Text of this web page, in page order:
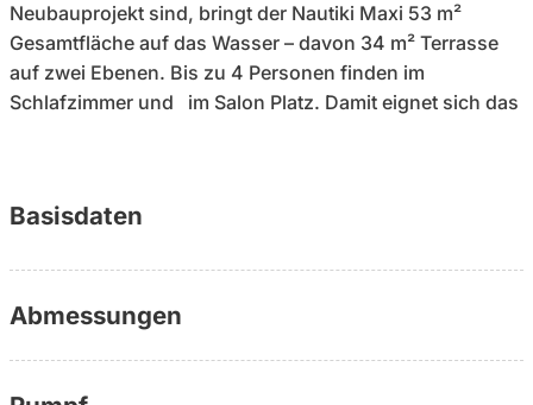
Neubauprojekt sind, bringt der Nautiki Maxi 53 m²
Gesamt­fläche auf das Wasser – davon 34 m² Terrasse
auf zwei Ebenen. Bis zu 4 Personen finden im
Schlafzimmer und im Salon Platz. Damit eignet sich das
Yamaha 50 PS Außenborder, Bug- und Heckstrahlruder
emotionale Alleinstellungsmerkmal im Segment – ein
Basisdaten
Abmessungen